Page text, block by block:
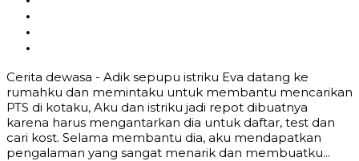
Cerita dewasa - Adik sepupu istriku Eva datang ke
rumahku dan memintaku untuk membantu mencarikan
PTS di kotaku, Aku dan istriku jadi repot dibuatnya
karena harus mengantarkan dia untuk daftar, test dan
cari kost. Selama membantu dia, aku mendapatkan
pengalaman yang sangat menarik dan membuatku...